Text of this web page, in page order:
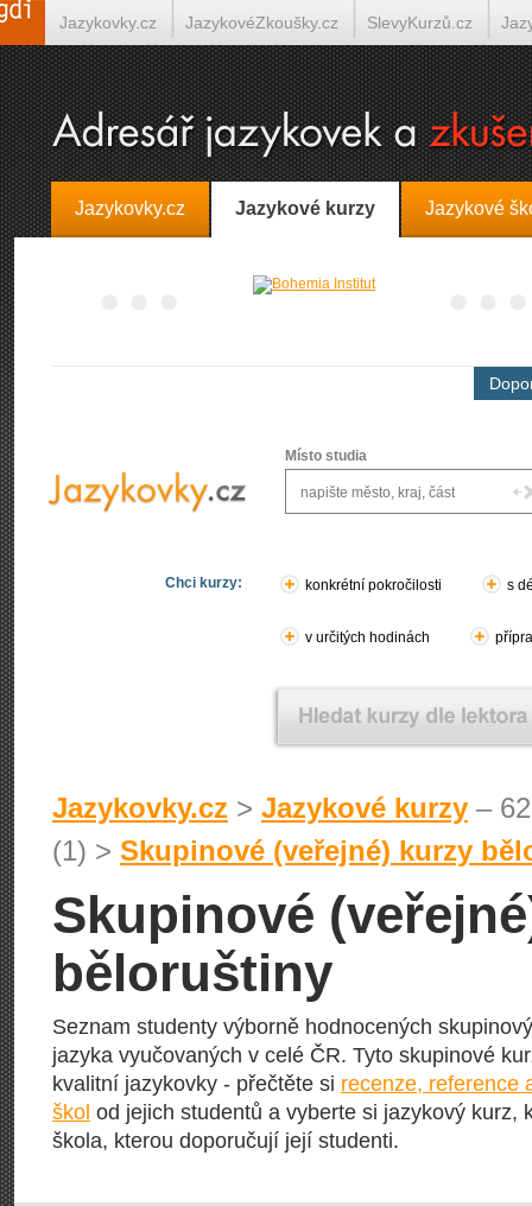
Jazykovky.cz Jazykové kurzy Jazykové
Místo studia
Chci kurzy: konkrétní pokročilosti s
v určitých hodinách
Jazykovky.cz > Jazykové kurzy –
(1) > Skupinové (veřejné) kurzy
Skupinové
běloruštiny
Seznam studenty výborně hodnocených
jazyka vyučovaných v celé ČR. Tyto skupinové
kvalitní jazykovky - přečtěte si recenze, reference
škol od jejich studentů a vyberte si jazykový kurz,
škola, kterou doporučují její studenti.
Jazykovky.cz JazykovéZkoušky.cz SlevyKurzů.cz
Španělština on-line Italština on-line Tlumočení-